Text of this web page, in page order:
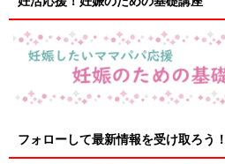
フォローして最新情報を受け取ろう！